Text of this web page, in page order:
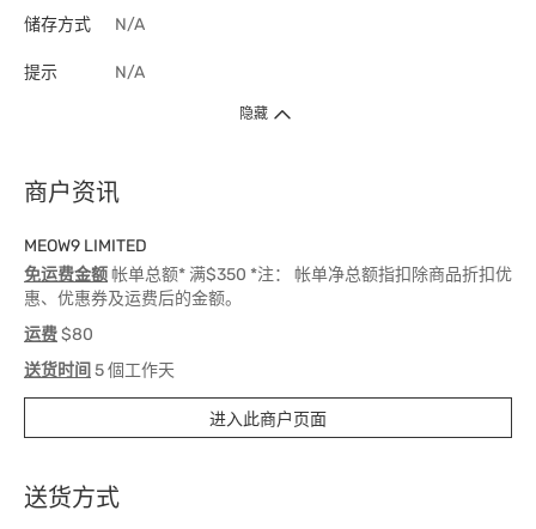
储存方式 N/A
提示 N/A
隐藏
商户资讯
MEOW9 LIMITED
免运费金额帐单总额* 满$350 *注： 帐单净总额指扣除商品折扣优
惠、优惠券及运费后的金额。
运费$80
送货时间 5 個工作天
进入此商户页面
送货方式